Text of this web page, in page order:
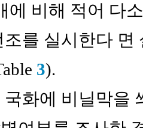
에 비해 적어 다
를 실시한다
3).
화에 비닐막을